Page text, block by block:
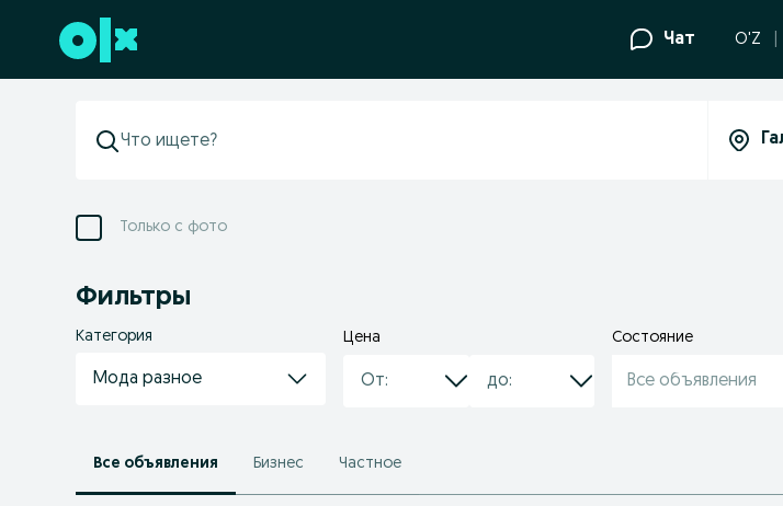
Перейти к нижнему колонтитулу Чат O'Z
Только с фото
Фильтры
Категория
Мода разное
Цена Состояние
Все объявления
Все объявления Бизнес Частное